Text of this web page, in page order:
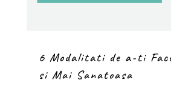
6 Modalitati de a-ti
si Mai Sanatoasa